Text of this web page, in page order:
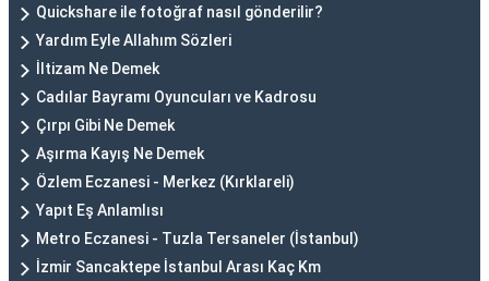
Quickshare ile fotoğraf nasıl gönderilir?
Yardım Eyle Allahım Sözleri
İltizam Ne Demek
Cadılar Bayramı Oyuncuları ve Kadrosu
Çırpı Gibi Ne Demek
Aşırma Kayış Ne Demek
Özlem Eczanesi - Merkez (Kırklareli)
Yapıt Eş Anlamlısı
Metro Eczanesi - Tuzla Tersaneler (İstanbul)
İzmir Sancaktepe İstanbul Arası Kaç Km